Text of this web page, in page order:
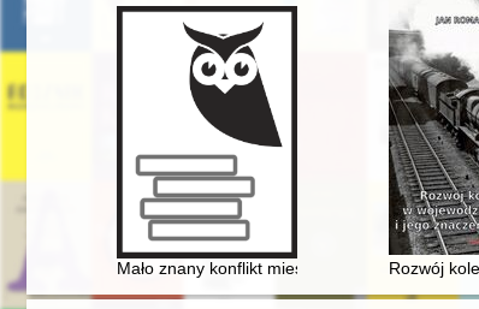
Mało znany konflikt mieszczaństwa Gorzowa i
Rozwój